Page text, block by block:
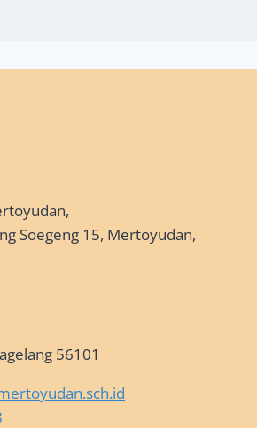
Soegeng 15, Mertoyudan,
56101